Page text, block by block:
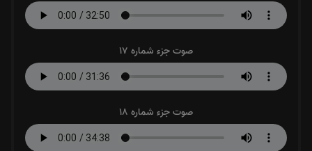
صوت جزء شماره 17
صوت جزء شماره 18